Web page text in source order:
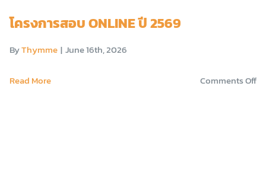
โครงการสอบ ONLINE ปี 2569
ByThymme | June 16th, 2026
Read More Comments Offon